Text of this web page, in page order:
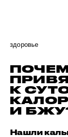
здоровье
К
И
Нашли